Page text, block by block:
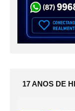
17 ANOS DE